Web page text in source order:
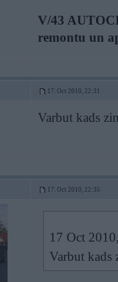
V/43
remontu un
17. Oct 2010, 22:31
Varbut kads
17. Oct 2010, 22:35
17 Oct
Varbut